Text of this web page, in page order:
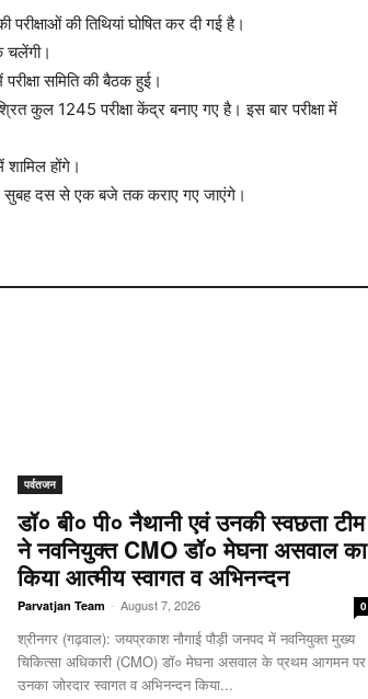
परीक्षाओं की तिथियां घोषित कर दी गई है।
चलेंगी।
परीक्षा समिति की बैठक हुई।
कुल 1245 परीक्षा केंद्र बनाए गए है। इस बार परीक्षा में
शामिल होंगे।
सुबह दस से एक बजे तक कराए गए जाएंगे।
पर्वतजन
डॉ० बी० पी० नैथानी एवं उनकी स्वछता टीम
ने नवनियुक्त CMO डॉ० मेघना असवाल का
किया आत्मीय स्वागत व अभिनन्दन
Parvatjan Team - August 7, 2026 0
श्रीनगर (गढ़वाल): जयप्रकाश नौगाई ​पौड़ी जनपद में नवनियुक्त मुख्य
चिकित्सा अधिकारी (CMO) डॉ० मेघना असवाल के प्रथम आगमन पर
उनका जोरदार स्वागत व अभिनन्दन किया...